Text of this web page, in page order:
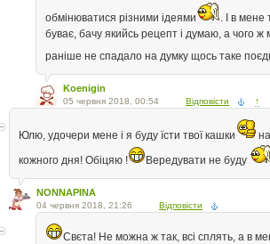
обмінюватися різними ідеями
. І в мене
буває, бачу якийсь рецепт і думаю, а чого ж
раніше не спадало на думку щось таке
Koenigin
05 червня 2018, 00:54 Відповісти ↑
Юлю, удочери мене і я буду їсти твої кашки
кожного дня! Обіцяю !
Вередувати не буду
NONNAPINA
04 червня 2018, 21:26 Відповісти
Свєта! Не можна ж так, всі сплять, а в